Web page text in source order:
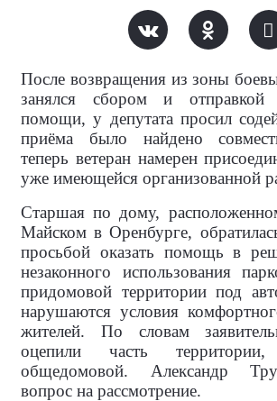
После возвращения из зоны
занялся сбором и отправкой
помощи, у депутата просил
приёма было найдено
теперь ветеран намерен
уже имеющейся организованной
Старшая по дому,
Майском в Оренбурге,
просьбой оказать помощь в
незаконного использования
придомовой территории под
нарушаются условия
жителей. По словам
оцепили часть
общедомовой. Александр
вопрос на рассмотрение.